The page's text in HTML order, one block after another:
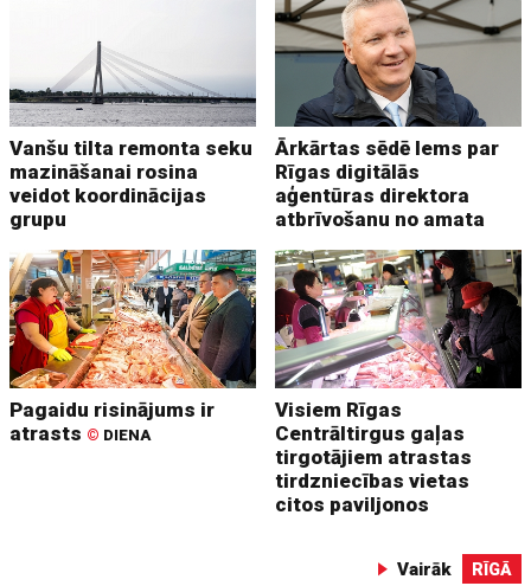
Vanšu tilta remonta seku
mazināšanai rosina
veidot koordinācijas
grupu
Ārkārtas sēdē lems par
Rīgas digitālās
aģentūras direktora
atbrīvošanu no amata
Pagaidu risinājums ir
atrasts © DIENA
Visiem Rīgas
Centrāltirgus gaļas
tirgotājiem atrastas
tirdzniecības vietas
citos paviljonos
Vairāk RĪGĀ